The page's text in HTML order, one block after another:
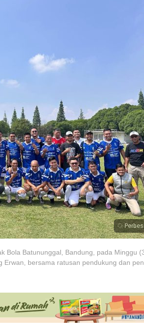
Bola Batununggal, Bandung, pada Minggu
Erwan, bersama ratusan pendukung dan